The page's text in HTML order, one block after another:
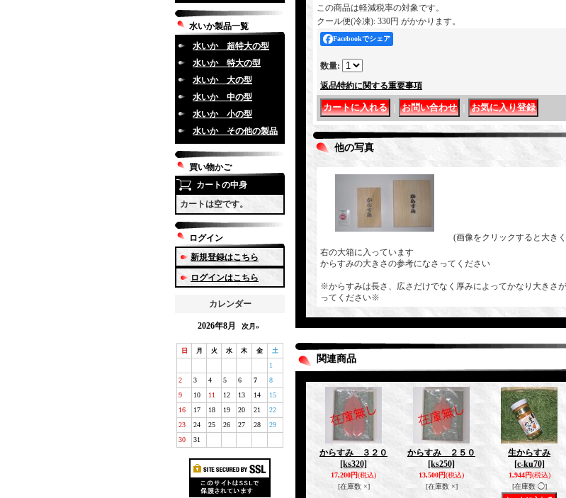
水いか製品一覧
水いか 超特大の型
水いか 特大の型
水いか 大の型
水いか 中の型
水いか 小の型
水いか その他の製品
買い物かご
カートの中身
カートは空です。
ログイン
新規登録はこちら
ログインはこちら
カレンダー
2026年8月 次月»
日 月 火 水 木 金 土
1
2
3 4 5 6 7
8
9
10 11 12 13 14
15
16
17 18 19 20 21
22
23
24 25 26 27 28
29
30
31
この商品は軽減税率の対象です。
クール便(冷凍): 330円 がかかります。
Facebookでシェア
数量:
返品特約に関する重要事項
他の写真
(画像をクリックすると大き
右の大箱に入っています
からすみの大きさの参考になさってください
※からすみは長さ、広さだけでなく厚みによってかなり大きさ
ってください※
関連商品
からすみ ３２０
[ks320]
17,200円(税込)
[在庫数 ×]
からすみ ２５０
[ks250]
13,500円(税込)
[在庫数 ×]
生からすみ
[c-ku70]
1,944円(税込)
[在庫数 ◯]